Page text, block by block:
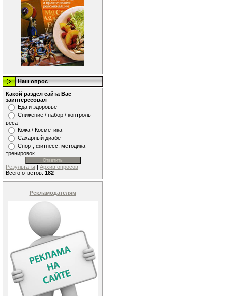
Наш опрос
Какой раздел сайта Вас
заинтересовал
Еда и здоровье
Снижение / набор / контроль
веса
Кожа / Косметика
Сахарный диабет
Спорт, фитнесс, методика
тренировок
Результаты | Архив опросов
Всего ответов: 182
Рекламодателям